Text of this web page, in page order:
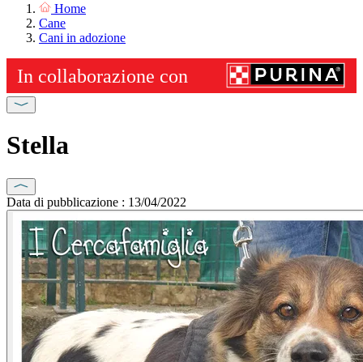
Home
Cane
Cani in adozione
Stella
Data di pubblicazione : 13/04/2022